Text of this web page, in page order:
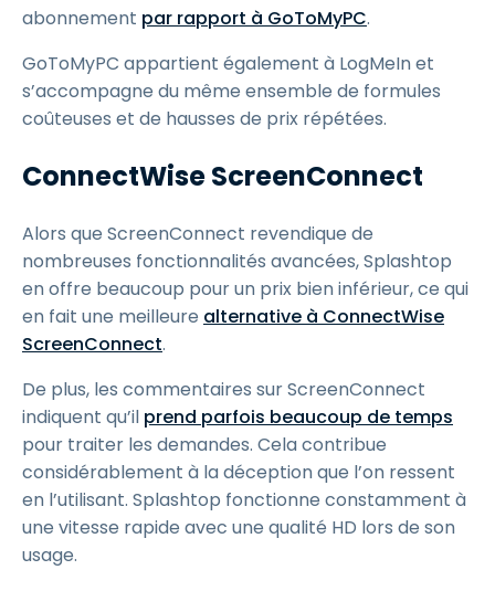
abonnement par rapport à GoToMyPC.
GoToMyPC appartient également à LogMeIn et
s’accompagne du même ensemble de formules
coûteuses et de hausses de prix répétées.
ConnectWise ScreenConnect
Alors que ScreenConnect revendique de
nombreuses fonctionnalités avancées, Splashtop
en offre beaucoup pour un prix bien inférieur, ce qui
en fait une meilleure alternative à ConnectWise
ScreenConnect.
De plus, les commentaires sur ScreenConnect
indiquent qu’il prend parfois beaucoup de temps
pour traiter les demandes. Cela contribue
considérablement à la déception que l’on ressent
en l’utilisant. Splashtop fonctionne constamment à
une vitesse rapide avec une qualité HD lors de son
usage.